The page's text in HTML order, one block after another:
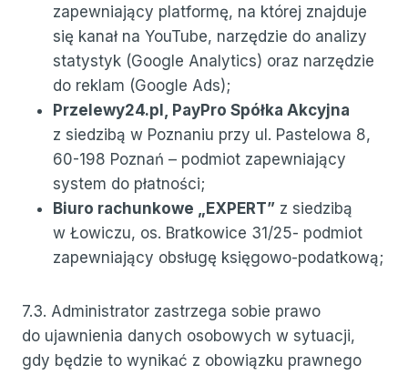
zapewniający platformę, na której znajduje
się kanał na YouTube, narzędzie do analizy
statystyk (Google Analytics) oraz narzędzie
do reklam (Google Ads);
Przelewy24.pl, PayPro Spółka Akcyjna
z siedzibą w Poznaniu przy ul. Pastelowa 8,
60-198 Poznań – podmiot zapewniający
system do płatności;
Biuro rachunkowe „EXPERT” z siedzibą
w Łowiczu, os. Bratkowice 31/25- podmiot
zapewniający obsługę księgowo-podatkową;
7.3. Administrator zastrzega sobie prawo
do ujawnienia danych osobowych w sytuacji,
gdy będzie to wynikać z obowiązku prawnego